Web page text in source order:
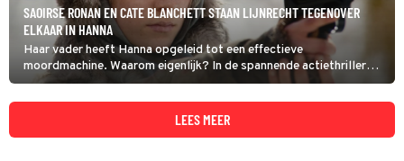
SAOIRSE RONAN EN CATE BLANCHETT STAAN LIJNRECHT TEGENOVER
ELKAAR IN HANNA
Haar vader heeft Hanna opgeleid tot een effectieve
moordmachine. Waarom eigenlijk? In de spannende actiethriller
Hanna wordt dat duidelijk.
LEES MEER